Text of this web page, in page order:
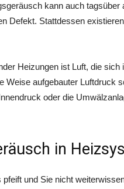
kann auch
Defekt. Stattdessen
Heizungen ist Luft, die
Weise aufgebauter Luftdruck
oder die
in
und Sie nicht